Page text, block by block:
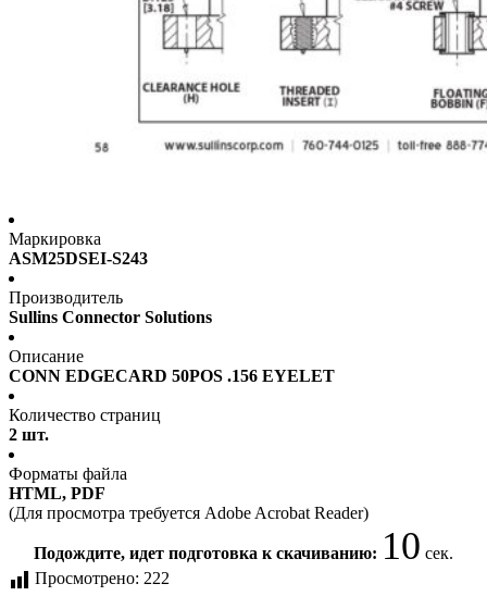
Маркировка
ASM25DSEI-S243
Производитель
Sullins Connector Solutions
Описание
CONN EDGECARD 50POS .156 EYELET
Количество страниц
2 шт.
Форматы файла
HTML, PDF
(Для просмотра требуется Adobe Acrobat Reader)
Подождите, идет подготовка к скачиванию: 10 сек.
Просмотрено: 222